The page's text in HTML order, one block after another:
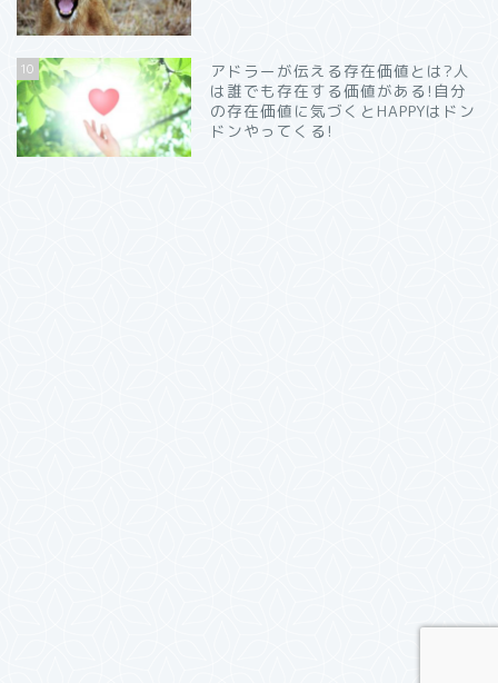
10
アドラーが伝える存在価値とは?人
は誰でも存在する価値がある!自分
の存在価値に気づくとHAPPYはドン
ドンやってくる!